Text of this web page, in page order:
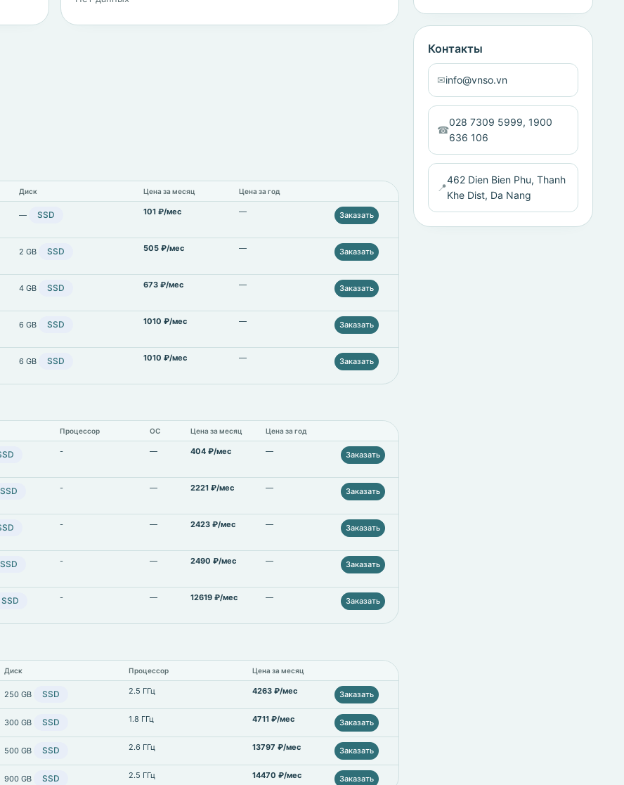
Диск Цена за месяц Цена за год
— SSD 101 ₽/мес — Заказать
2 GB SSD 505 ₽/мес — Заказать
4 GB SSD 673 ₽/мес — Заказать
6 GB SSD 1010 ₽/мес — Заказать
6 GB SSD 1010 ₽/мес — Заказать
Процессор ОС Цена за месяц Цена за год
- — 404 ₽/мес — Заказать
SSD - — 2221 ₽/мес — Заказать
- — 2423 ₽/мес — Заказать
SSD - — 2490 ₽/мес — Заказать
SSD - — 12619 ₽/мес — Заказать
Диск Процессор Цена за месяц
250 GB SSD 2.5 ГГц 4263 ₽/мес Заказать
300 GB SSD 1.8 ГГц 4711 ₽/мес Заказать
500 GB SSD 2.6 ГГц 13797 ₽/мес Заказать
900 GB SSD 2.5 ГГц 14470 ₽/мес Заказать
Контакты
✉info@vnso.vn
☎
028 7309 5999, 1900
636 106
📍
462 Dien Bien Phu, Thanh
Khe Dist, Da Nang